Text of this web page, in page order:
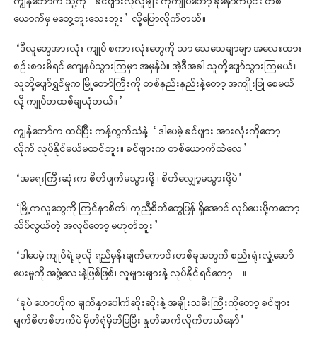
ယောက်မှ မတွေ့ဘူးသေးဘူး” လို့ပြောလိုက်တယ်။
“ဒီလူတွေအားလုံး ကျုပ် စကားလုံးတွေကို သာ သေသေချာချာ အလေးထား
စဥ်းစားမိရင် ကျေနပ်သွားကြမှာ အမှန်ပဲ။ အဲ့ဒီအခါ သူတို့ပျော်သွားကြမယ်။
သူတို့ပျော်ရွှင်မှုက မြို့တော်ကြီးကို တစ်နည်းနည်းနဲ့တော့ အကျိုးပြု စေမယ်
လို့ ကျုပ်တထစ်ချယုံတယ်။”
ကျွန်တော်က ထပ်ပြီး ကန့်ကွက်သံနဲ့ “ ဒါပေမဲ့ ခင်ဗျား အားလုံးကိုတော့
လိုက် လုပ်နိုင်မယ်မထင်ဘူး။ ခင်ဗျားက တစ်ယောက်ထဲလေ”
“အရေးကြီးဆုံးက စိတ်ပျက်မသွားဖို့ ၊ စိတ်လျှော့မသွားဖို့ပဲ”
“မြို့ကလူတွေကို ကြင်နာစိတ်၊ ကူညီစိတ်တွေပြန် ရှိအောင် လုပ်ပေးဖို့ကတော့
သိပ်လွယ်တဲ့ အလုပ်တော့ မဟုတ်ဘူး”
“ဒါပေမဲ့ ကျုပ်ရဲ့ ခုလို ရည်မှန်းချက်ကောင်းတစ်ခုအတွက် စည်းရုံးလှုံ့ဆော်
ပေးမှုကို အဖွဲ့လေးနဲ့ဖြစ်ဖြစ်၊ လူများများနဲ့ လုပ်နိုင်ရင်တော့…။
“ခုပဲ ဟောဟိုက မျက်နှာပေါက်ဆိုးဆိုးနဲ့ အမျိုးသမီးကြီးကိုတော့ ခင်ဗျား
မျက်စိတစ်ဘက်ပဲ မှိတ်ရုံမှိတ်ပြပြီး နှုတ်ဆက်လိုက်တယ်နော်”